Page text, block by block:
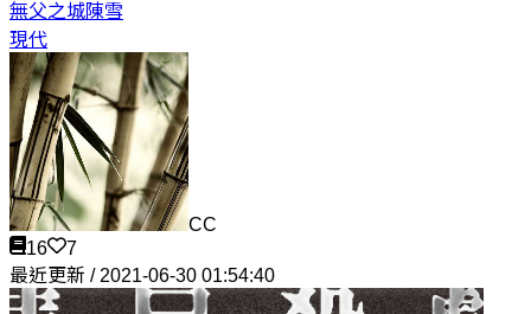
無父之城陳雪
現代
CC
16
7
最近更新 / 2021-06-30 01:54:40